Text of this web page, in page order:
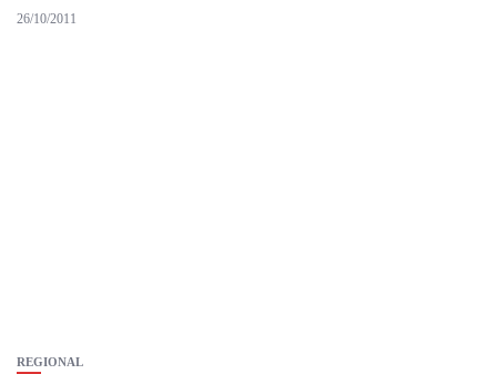
26/10/2011
REGIONAL